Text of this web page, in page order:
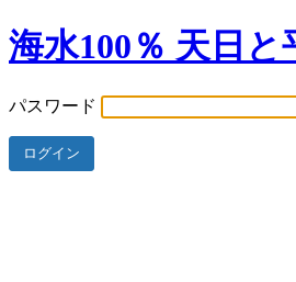
海水100％ 天日
パスワード